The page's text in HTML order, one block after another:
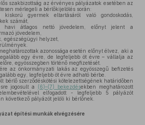
szakbizottság az érvényes pályázatok esetében az
mérlegeli a bérlőkijelölés során:
gyermek eltartásáról való gondoskodás,
számát,
átlagos nettó jövedelem, előnyt jelent a
jövedelem,
egészségügyi helyzet,
azonossága esetén előnyt élvez, aki a
egy évre, de legfeljebb öt évre – vállalja az
egyösszegben történő megfizetését.
az önkormányzati lakás az egyösszegű befizetés
egy, legfeljebb öt évre adható bérbe.
bérlő szerződéskötési kötelezettségének határidőben
jogosult a (6)–(7) bekezdésekben meghatározott
elfogadott - legfeljebb 5 pályázót
következő pályázót jelöli ki bérlőnek.
építési munkák elvégzésére